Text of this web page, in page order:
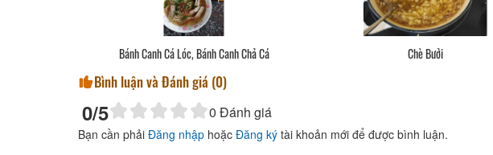
Bánh Canh Cá Lóc, Bánh Canh Chả Cá Chè Bưởi
Bình luận và Đánh giá (0)
0/5 0 Đánh giá
Bạn cần phải Đăng nhập hoặc Đăng ký tài khoản mới để được bình luận.